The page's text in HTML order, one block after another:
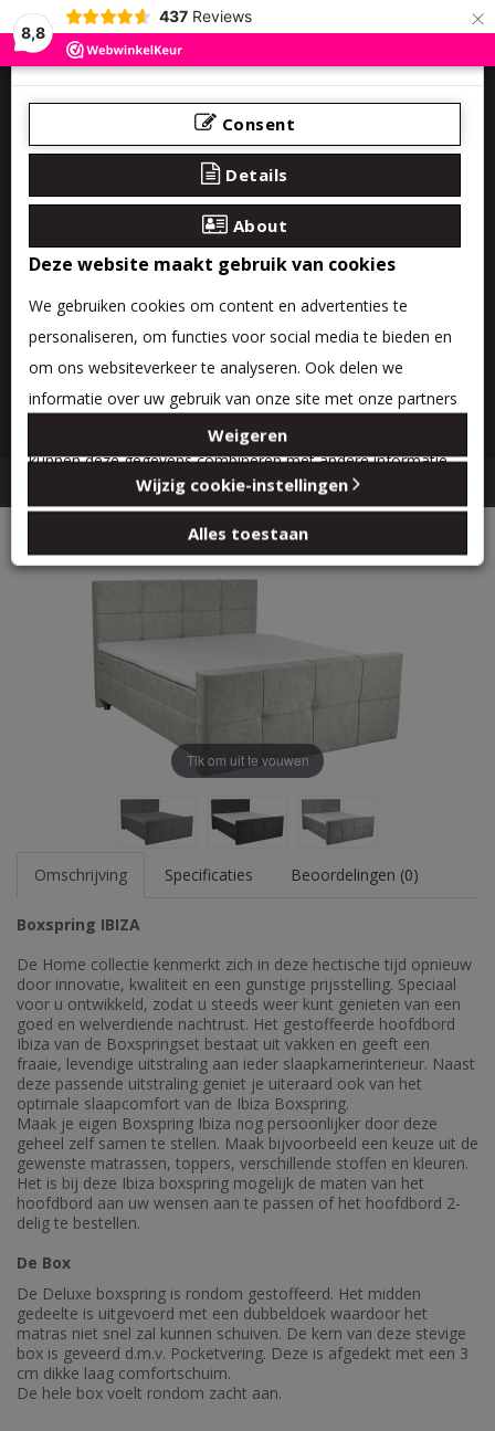
8,8
437 Reviews ×
0 product(en) - €0,00
Boxspringset IBIZA
Tik om uit te vouwen
Omschrijving Specificaties Beoordelingen (0)
Boxspring IBIZA
De Home collectie kenmerkt zich in deze hectische tijd opnieuw
door innovatie, kwaliteit en een gunstige prijsstelling. Speciaal
voor u ontwikkeld, zodat u steeds weer kunt genieten van een
goed en welverdiende nachtrust. Het gestoffeerde hoofdbord
Ibiza van de Boxspringset bestaat uit vakken en geeft een
fraaie, levendige uitstraling aan ieder slaapkamerinterieur. Naast
deze passende uitstraling geniet je uiteraard ook van het
optimale slaapcomfort van de Ibiza Boxspring.
Maak je eigen Boxspring Ibiza nog persoonlijker door deze
geheel zelf samen te stellen. Maak bijvoorbeeld een keuze uit de
gewenste matrassen, toppers, verschillende stoffen en kleuren.
Het is bij deze Ibiza boxspring mogelijk de maten van het
hoofdbord aan uw wensen aan te passen of het hoofdbord 2-
delig te bestellen.
De Box
De Deluxe boxspring is rondom gestoffeerd. Het midden
gedeelte is uitgevoerd met een dubbeldoek waardoor het
matras niet snel zal kunnen schuiven. De kern van deze stevige
box is geveerd d.m.v. Pocketvering. Deze is afgedekt met een 3
cm dikke laag comfortschuim.
De hele box voelt rondom zacht aan.
Consent
Details
About
Deze website maakt gebruik van cookies
We gebruiken cookies om content en advertenties te
personaliseren, om functies voor social media te bieden en
om ons websiteverkeer te analyseren. Ook delen we
informatie over uw gebruik van onze site met onze partners
voor social media, adverteren en analyse. Deze partners
kunnen deze gegevens combineren met andere informatie
die u aan ze heeft verstrekt of die ze hebben verzameld op
basis van uw gebruik van hun services.
Weigeren
Wijzig cookie-instellingen
Alles toestaan